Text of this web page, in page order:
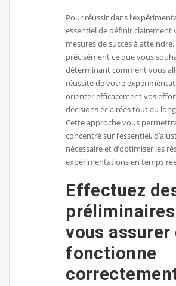
Pour réussir dans
essentiel de définir clairement
mesures de succès à
précisément ce que vous
déterminant comment vous
réussite de votre
orienter efficacement vos
décisions éclairées tout au
Cette approche vous
concentré sur l’essentiel,
nécessaire et d’optimiser les
expérimentations en temps
Effectuez
vous
fonctionne